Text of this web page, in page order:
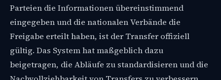
Parteien die Informationen übereinstimmend
eingegeben und die nationalen Verbände die
Freigabe erteilt haben, ist der Transfer offiziell
gültig. Das System hat maßgeblich dazu
beigetragen, die Abläufe zu standardisieren und die